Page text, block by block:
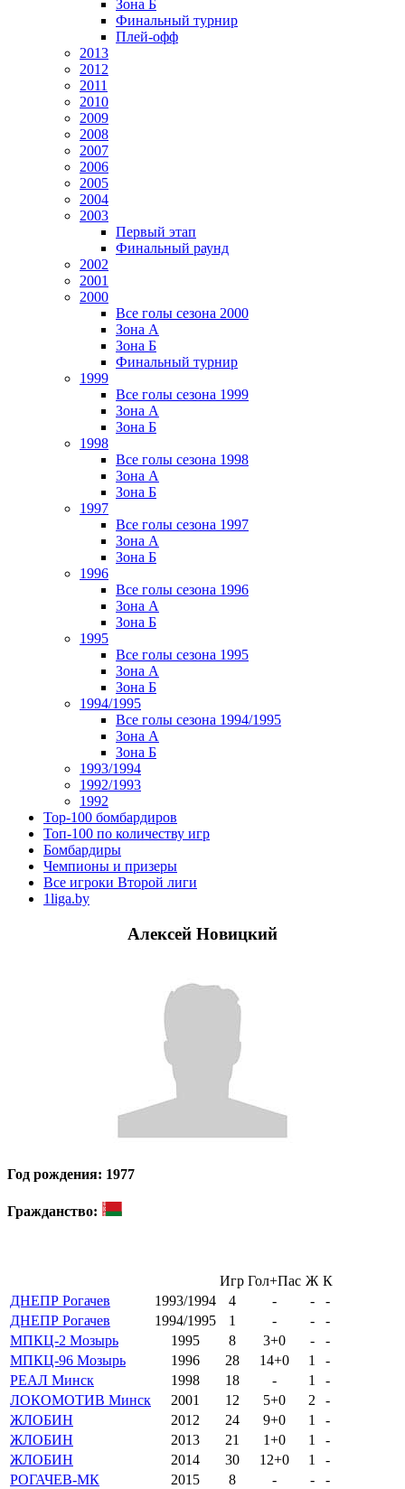
Зона Б
Финальный турнир
Плей-офф
2013
2012
2011
2010
2009
2008
2007
2006
2005
2004
2003
Первый этап
Финальный раунд
2002
2001
2000
Все голы сезона 2000
Зона А
Зона Б
Финальный турнир
1999
Все голы сезона 1999
Зона А
Зона Б
1998
Все голы сезона 1998
Зона А
Зона Б
1997
Все голы сезона 1997
Зона А
Зона Б
1996
Все голы сезона 1996
Зона А
Зона Б
1995
Все голы сезона 1995
Зона А
Зона Б
1994/1995
Все голы сезона 1994/1995
Зона А
Зона Б
1993/1994
1992/1993
1992
Top-100 бомбардиров
Топ-100 по количеству игр
Бомбардиры
Чемпионы и призеры
Все игроки Второй лиги
1liga.by
Алексей Новицкий
Год рождения: 1977
Гражданство:
Игр Гол+Пас Ж К
ДНЕПР Рогачев
1993/1994 4 - -
-
ДНЕПР Рогачев
1994/1995 1 - -
-
МПКЦ-2 Мозырь
1995 8 3+0 -
-
МПКЦ-96 Мозырь
1996 28 14+0 1
-
РЕАЛ Минск
1998 18 - 1
-
ЛОКОМОТИВ Минск
2001 12 5+0 2
-
ЖЛОБИН
2012 24 9+0 1
-
ЖЛОБИН
2013 21 1+0 1
-
ЖЛОБИН
2014 30 12+0 1
-
РОГАЧЕВ-МК
2015 8 - - -